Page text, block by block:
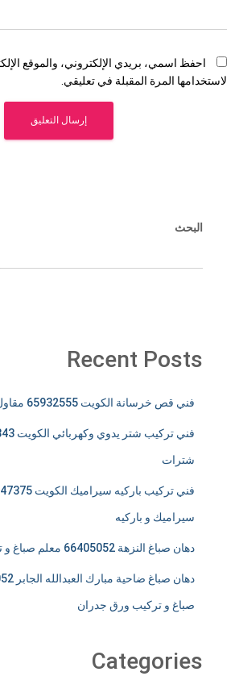
احفظ اسمي، بريدي الإلكتروني، والموقع
لاستخدامها المرة المقبلة في تعليقي.
البحث
Recent Posts
فني قص خرسانة الكويت 65932555 مقاول قص وفتح كور
شترات
سيراميك و باركيه
دهان صباغ النزهة 66405052 معلم صباغ و تركيب ورق جدران
صباغ و تركيب ورق جدران
Categories